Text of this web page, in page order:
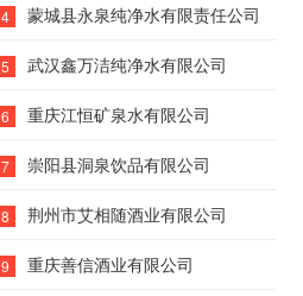
4 蒙城县永泉纯净水有限责任公司
5 武汉鑫万洁纯净水有限公司
6 重庆江恒矿泉水有限公司
7 崇阳县洞泉饮品有限公司
8 荆州市艾相随酒业有限公司
9 重庆善信酒业有限公司